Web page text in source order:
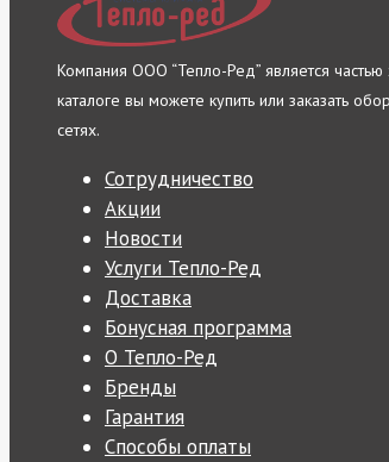
Компания ООО “Тепло-Ред” является
каталоге вы можете купить или заказать
сетях.
Сотрудничество
Акции
Новости
Услуги Тепло-Ред
Доставка
Бонусная программа
О Тепло-Ред
Бренды
Гарантия
Способы оплаты